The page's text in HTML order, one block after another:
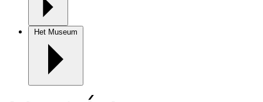
Het Museum